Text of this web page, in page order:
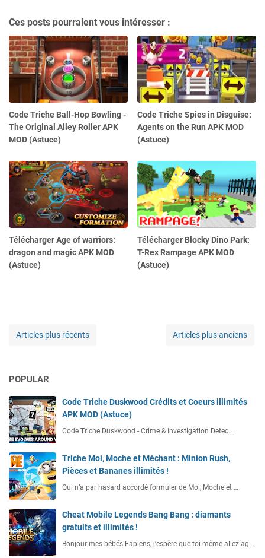
Ces posts pourraient vous intéresser :
Code Triche Ball-Hop Bowling -
The Original Alley Roller APK
MOD (Astuce)
Code Triche Spies in Disguise:
Agents on the Run APK MOD
(Astuce)
Télécharger Age of warriors:
dragon and magic APK MOD
(Astuce)
Télécharger Blocky Dino Park:
T-Rex Rampage APK MOD
(Astuce)
Articles plus récents Articles plus anciens
POPULAR
Code Triche Duskwood Crédits et Coeurs illimités
APK MOD (Astuce)
Code Triche Duskwood - Crime & Investigation Detec…
Triche Moi, Moche et Méchant : Minion Rush,
Pièces et Bananes illimités !
Qui n’a par hasard accordé formuler de Moi, Moche et …
Cheat Mobile Legends Bang Bang : diamants
gratuits et illimités !
Bonjour mes bébés Fapiens, j’espère que toi-même allez ag…